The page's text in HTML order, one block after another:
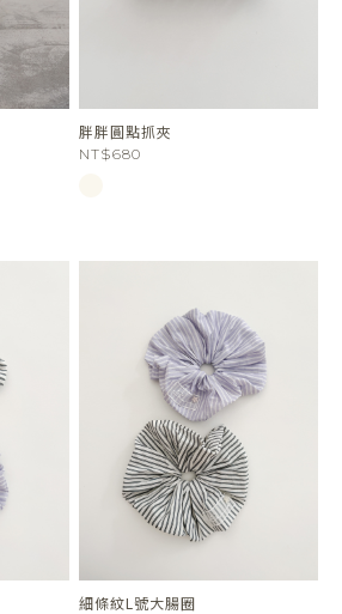
胖胖圓點抓夾
NT$680
細條紋L號大腸圈